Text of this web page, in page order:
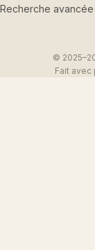
Recherche avancée
©
Fait avec